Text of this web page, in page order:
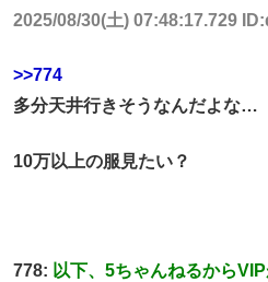
2025/08/30(土) 07:48:17.729
>>774
多分天井行きそうなんだよな…
10万以上の服見たい？
778: 以下、5ちゃんねるから